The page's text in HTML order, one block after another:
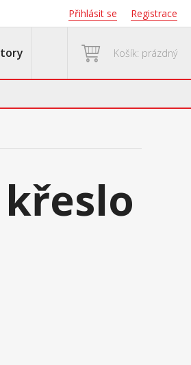
Přihlásit se Registrace
Košík: prázdný